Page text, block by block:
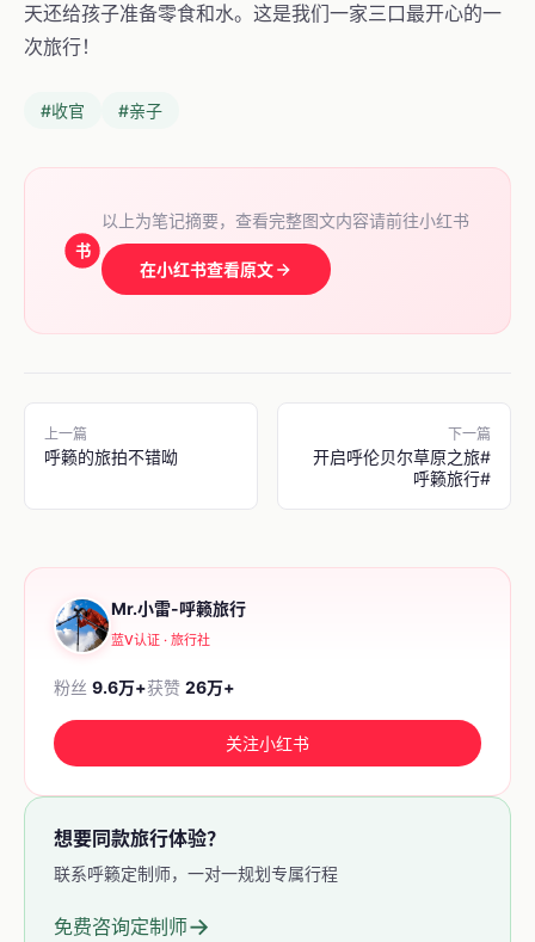
天还给孩子准备零食和水。这是我们一家三口最开心的一
次旅行！
#收官 #亲子
书
以上为笔记摘要，查看完整图文内容请前往小红书
在小红书查看原文
上一篇
呼籁的旅拍不错呦
下一篇
开启呼伦贝尔草原之旅#
呼籁旅行#
Mr.小雷-呼籁旅行
蓝V认证 · 旅行社
粉丝 9.6万+获赞 26万+
关注小红书
想要同款旅行体验？
联系呼籁定制师，一对一规划专属行程
免费咨询定制师→